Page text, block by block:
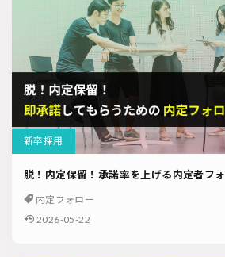
新卒採用
脱！内定保留！承諾率を上げる内定者フ
内定フォロー
2026-05-22